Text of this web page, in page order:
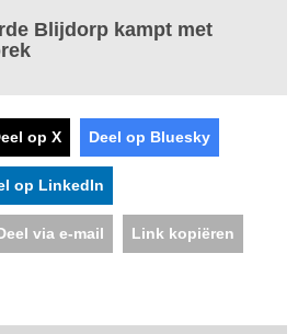
Blijdorp kampt met
op X Deel op Bluesky
op LinkedIn
via e-mail Link kopiëren